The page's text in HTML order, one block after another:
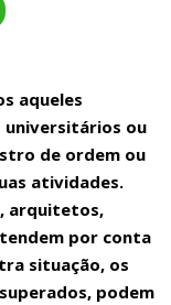
aqueles
universitários ou
de ordem ou
atividades.
arquitetos,
por conta
situação, os
podem